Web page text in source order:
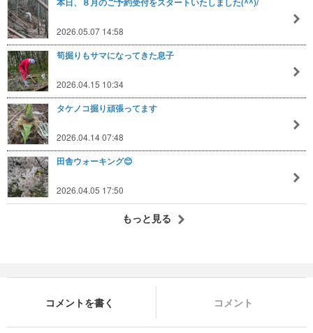
本日、８月のご予約受付をスタートいたしました(^^)/
2026.05.07 14:58
筍掘りもサマになってきた息子
2026.04.15 10:34
タケノコ掘り頑張ってます
2026.04.14 07:48
田舎ウォーキング😊
2026.04.05 17:50
もっと見る
コメントを書く コメント